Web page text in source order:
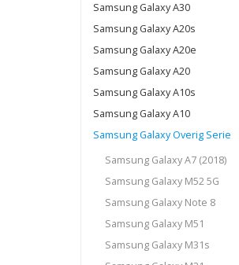
Samsung Galaxy A30
Samsung Galaxy A20s
Samsung Galaxy A20e
Samsung Galaxy A20
Samsung Galaxy A10s
Samsung Galaxy A10
Samsung Galaxy Overig Serie
Samsung Galaxy A7 (2018)
Samsung Galaxy M52 5G
Samsung Galaxy Note 8
Samsung Galaxy M51
Samsung Galaxy M31s